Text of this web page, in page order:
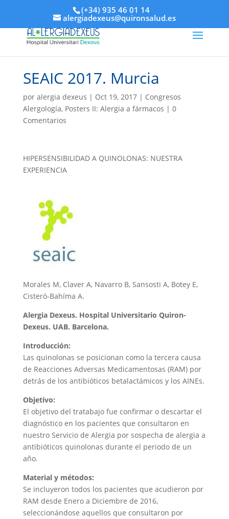
(+34) 935 46 01 14
alergiadexeus@quironsalud.es
SEAIC 2017. Murcia
por alergia dexeus | Oct 19, 2017| Congresos
Alergología, Posters II: Alergia a fármacos | 0
Comentarios
HIPERSENSIBILIDAD A QUINOLONAS: NUESTRA
EXPERIENCIA
Morales M, Claver A, Navarro B, Sansosti A, Botey E,
Cisteró-Bahíma A.
Alergia Dexeus. Hospital Universitario Quiron-
Dexeus. UAB. Barcelona.
Introducción:
Las quinolonas se posicionan como la tercera causa
de Reacciones Adversas Medicamentosas (RAM) por
detrás de los antibióticos betalactámicos y los AINEs.
Objetivo:
El objetivo del tratabajo fue confirmar o descartar el
diagnóstico en los pacientes que consultaron en
nuestro Servicio de Alergia por sospecha de alergia a
antibióticos quinolonas durante el periodo de un
año.
Material y métodos:
Se incluyeron todos los pacientes que acudieron por
RAM desde Enero a Diciembre de 2016,
seleccionándose aquellos que consultaron por